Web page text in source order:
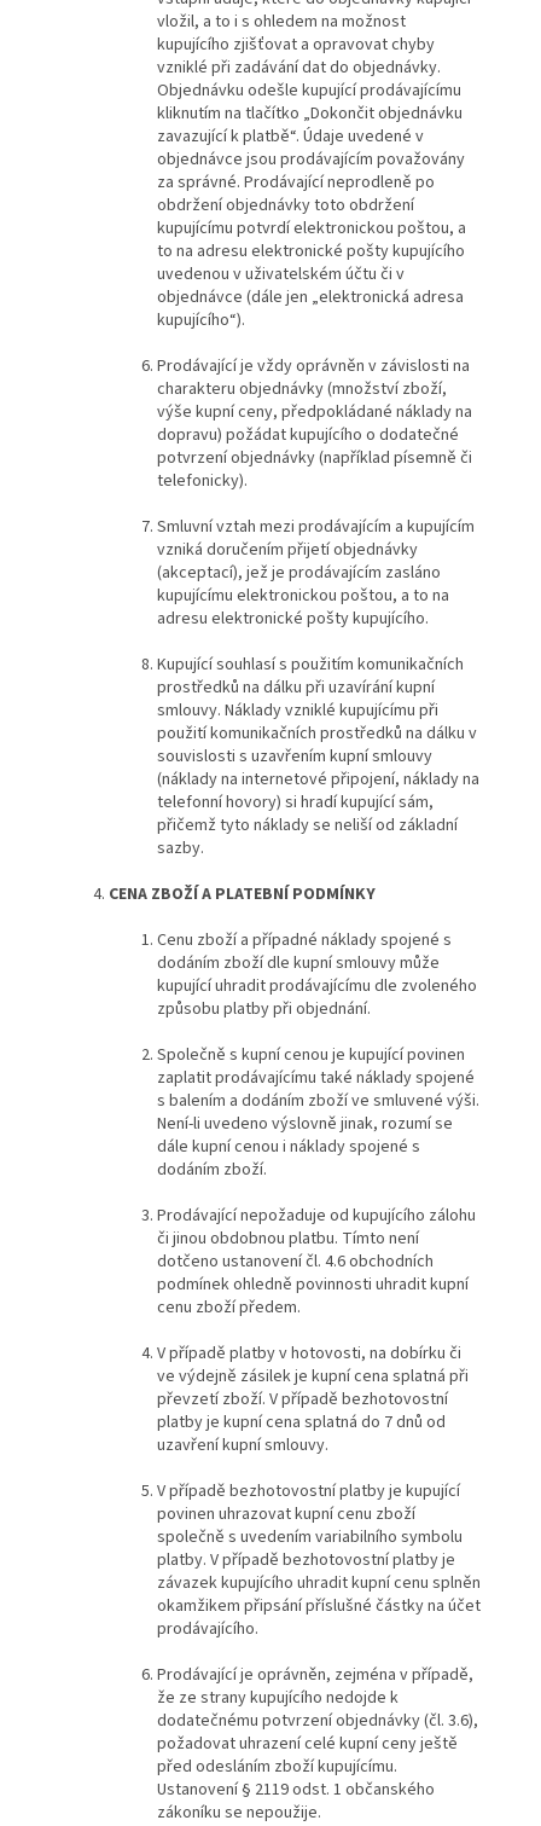
vložil, a to i s ohledem na možnost
kupujícího zjišťovat a opravovat chyby
vzniklé při zadávání dat do objednávky.
Objednávku odešle kupující prodávajícímu
kliknutím na tlačítko „Dokončit objednávku
zavazující k platbě“. Údaje uvedené v
objednávce jsou prodávajícím považovány
za správné. Prodávající neprodleně po
obdržení objednávky toto obdržení
kupujícímu potvrdí elektronickou poštou, a
to na adresu elektronické pošty kupujícího
uvedenou v uživatelském účtu či v
objednávce (dále jen „elektronická adresa
kupujícího“).
Prodávající je vždy oprávněn v závislosti na
charakteru objednávky (množství zboží,
výše kupní ceny, předpokládané náklady na
dopravu) požádat kupujícího o dodatečné
potvrzení objednávky (například písemně či
telefonicky).
Smluvní vztah mezi prodávajícím a kupujícím
vzniká doručením přijetí objednávky
(akceptací), jež je prodávajícím zasláno
kupujícímu elektronickou poštou, a to na
adresu elektronické pošty kupujícího.
Kupující souhlasí s použitím komunikačních
prostředků na dálku při uzavírání kupní
smlouvy. Náklady vzniklé kupujícímu při
použití komunikačních prostředků na dálku v
souvislosti s uzavřením kupní smlouvy
(náklady na internetové připojení, náklady na
telefonní hovory) si hradí kupující sám,
přičemž tyto náklady se neliší od základní
sazby.
CENA ZBOŽÍ A PLATEBNÍ PODMÍNKY
Cenu zboží a případné náklady spojené s
dodáním zboží dle kupní smlouvy může
kupující uhradit prodávajícímu dle zvoleného
způsobu platby při objednání.
Společně s kupní cenou je kupující povinen
zaplatit prodávajícímu také náklady spojené
s balením a dodáním zboží ve smluvené výši.
Není-li uvedeno výslovně jinak, rozumí se
dále kupní cenou i náklady spojené s
dodáním zboží.
Prodávající nepožaduje od kupujícího zálohu
či jinou obdobnou platbu. Tímto není
dotčeno ustanovení čl. 4.6 obchodních
podmínek ohledně povinnosti uhradit kupní
cenu zboží předem.
V případě platby v hotovosti, na dobírku či
ve výdejně zásilek je kupní cena splatná při
převzetí zboží. V případě bezhotovostní
platby je kupní cena splatná do 7 dnů od
uzavření kupní smlouvy.
V případě bezhotovostní platby je kupující
povinen uhrazovat kupní cenu zboží
společně s uvedením variabilního symbolu
platby. V případě bezhotovostní platby je
závazek kupujícího uhradit kupní cenu splněn
okamžikem připsání příslušné částky na účet
prodávajícího.
Prodávající je oprávněn, zejména v případě,
že ze strany kupujícího nedojde k
dodatečnému potvrzení objednávky (čl. 3.6),
požadovat uhrazení celé kupní ceny ještě
před odesláním zboží kupujícímu.
Ustanovení § 2119 odst. 1 občanského
zákoníku se nepoužije.